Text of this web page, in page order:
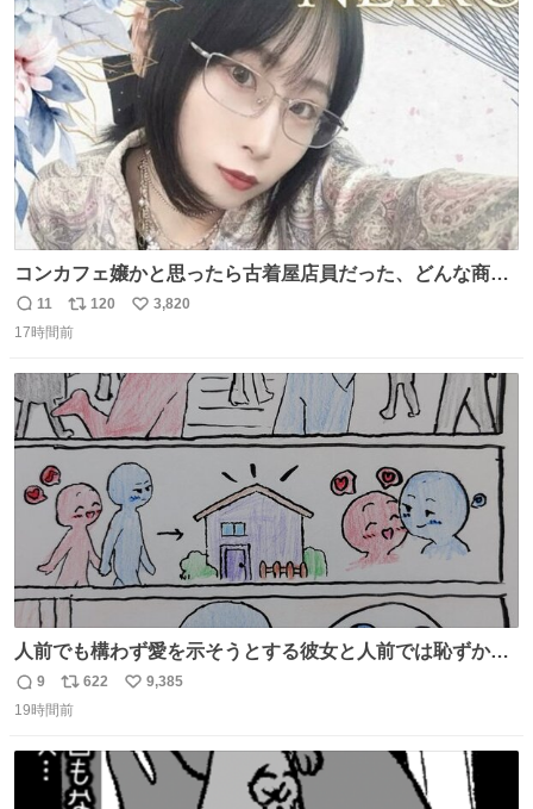
ト
数
数
コンカフェ嬢かと思ったら古着屋店員だった、どんな商
売？
返
信
11
リ
ポ
ト
数
120
い
数
3,820
17時間前
人前でも構わず愛を示そうとする彼女と人前では恥ずかし
いけど彼女を死ぬほど愛している彼氏 同士いませんか✋️
返
信
9
リ
ポ
ト
数
622
い
数
9,385
19時間前